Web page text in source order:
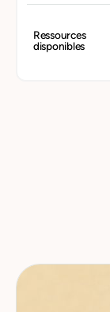
Ressources
disponibles